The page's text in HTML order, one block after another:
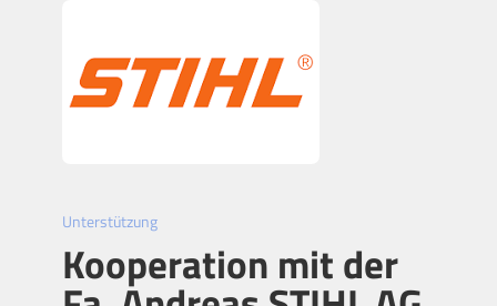
Unterstützung
Kooperation mit der